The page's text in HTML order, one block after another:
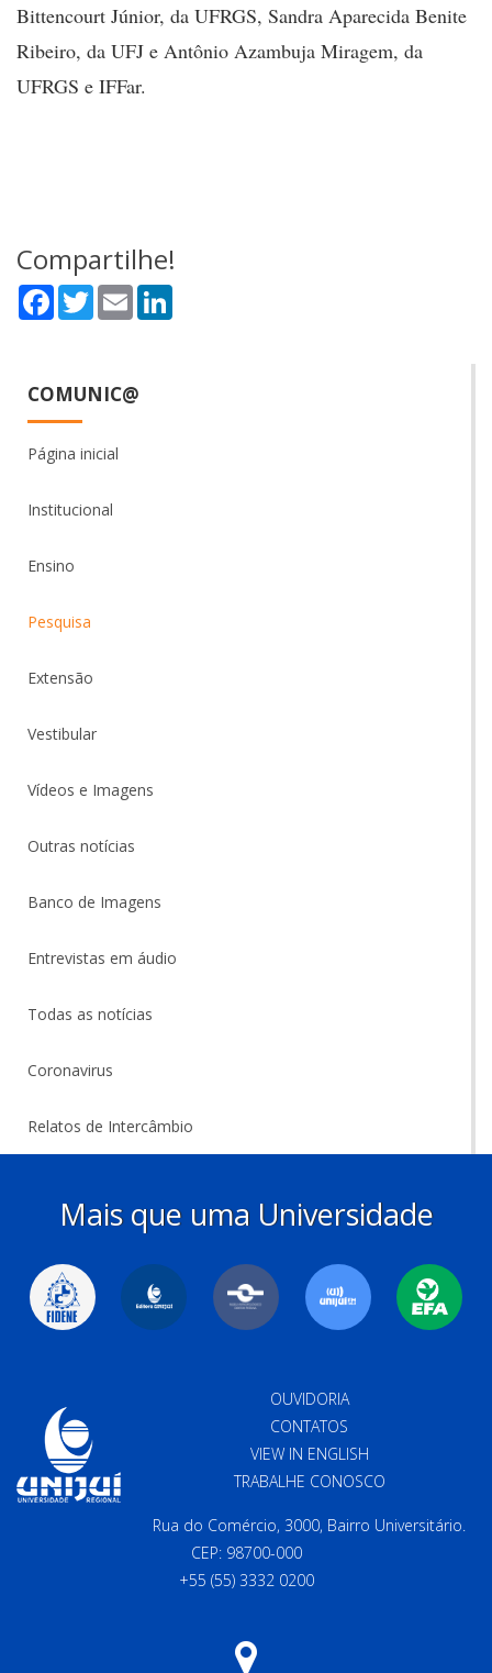
Bittencourt Júnior, da UFRGS, Sandra Aparecida Benite
Ribeiro, da UFJ e Antônio Azambuja Miragem, da
UFRGS e IFFar.
Compartilhe!
Facebook
TwitterEmail
COMUNIC@
Página inicial
Institucional
Ensino
Pesquisa
Extensão
Vestibular
Vídeos e Imagens
Outras notícias
Banco de Imagens
Entrevistas em áudio
Todas as notícias
Coronavirus
Relatos de Intercâmbio
Mais que uma Universidade
OUVIDORIA
CONTATOS
VIEW IN ENGLISH
TRABALHE CONOSCO
Rua do Comércio, 3000, Bairro Universitário.
CEP: 98700-000
+55 (55) 3332 0200